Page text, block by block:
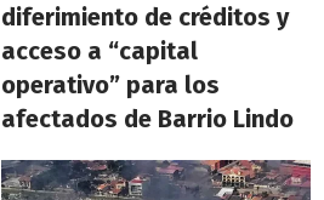
diferimiento de créditos y
acceso a “capital
operativo” para los
afectados de Barrio Lindo